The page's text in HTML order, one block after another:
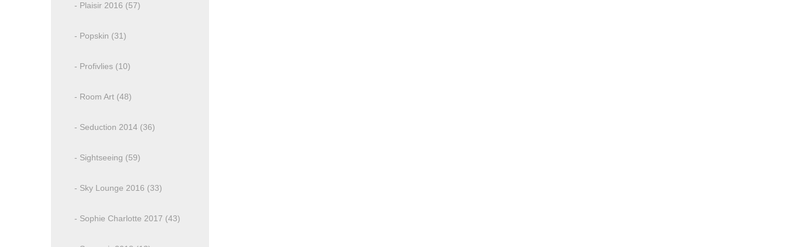
- Plaisir 2016 (57)
- Popskin (31)
- Profivlies (10)
- Room Art (48)
- Seduction 2014 (36)
- Sightseeing (59)
- Sky Lounge 2016 (33)
- Sophie Charlotte 2017 (43)